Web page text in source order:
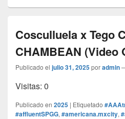
Cosculluela x Tego
CHAMBEAN (Video
Publicado el julio 31, 2025poradmin
Visitas: 0
Publicado en 2025 | Etiquetado
#affluentSPGG, #americana.mxcity,